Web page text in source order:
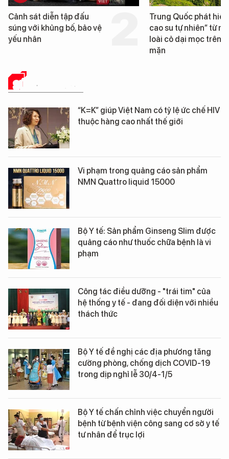
Trung Quốc phát hiện “mỏ
cao su tự nhiên” từ một
loài cỏ dại mọc trên đất
Loạt dự án bất động
Đà Nẵng sắp bị kiểm
SỨC KHỎE 24H
“K=K” giúp Việt Nam có tỷ lệ ức chế HIV
thuộc hàng cao nhất thế giới
Vi phạm trong quảng cáo sản phẩm
NMN Quattro liquid 15000
Bộ Y tế: Sản phẩm Ginseng Slim được
quảng cáo như thuốc chữa bệnh là vi
phạm
Công tác điều dưỡng - "trái tim" của
hệ thống y tế - đang đối diện với nhiều
thách thức
Bộ Y tế đề nghị các địa phương tăng
cường phòng, chống dịch COVID-19
trong dịp nghỉ lễ 30/4-1/5
Bộ Y tế chấn chỉnh việc chuyển người
bệnh từ bệnh viện công sang cơ sở y tế
tư nhân để trục lợi